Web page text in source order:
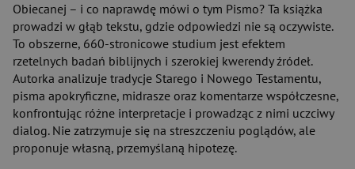
Obiecanej – i co naprawdę mówi o tym Pismo? Ta książka
prowadzi w głąb tekstu, gdzie odpowiedzi nie są oczywiste.
To obszerne, 660-stronicowe studium jest efektem
rzetelnych badań biblijnych i szerokiej kwerendy źródeł.
Autorka analizuje tradycje Starego i Nowego Testamentu,
pisma apokryficzne, midrasze oraz komentarze współczesne,
konfrontując różne interpretacje i prowadząc z nimi uczciwy
dialog. Nie zatrzymuje się na streszczeniu poglądów, ale
proponuje własną, przemyślaną hipotezę.